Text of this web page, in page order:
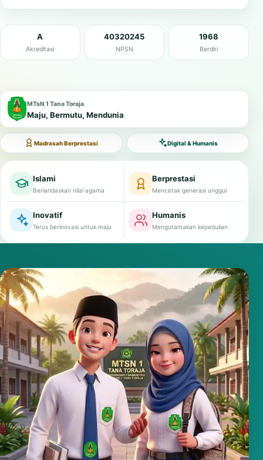
A
Akreditasi
40320245
NPSN
1968
Berdiri
MTsN 1 Tana Toraja
Maju, Bermutu, Mendunia
Madrasah Berprestasi Digital & Humanis
Islami
Berlandaskan nilai agama
Berprestasi
Mencetak generasi unggul
Inovatif
Terus berinovasi untuk maju
Humanis
Mengutamakan kepedulian